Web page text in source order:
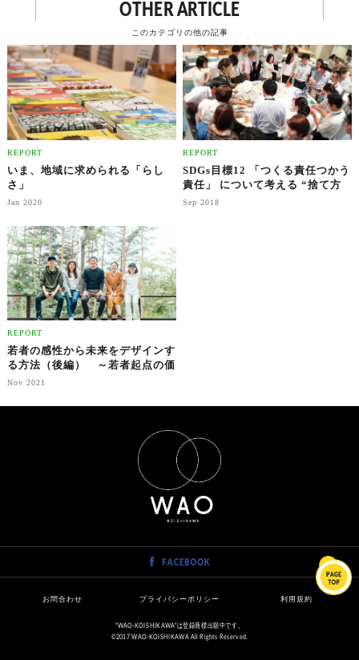
OTHER ARTICLE
このカテゴリの他の記事
REPORT
いま、地域に求められる「らし
さ」
Jan 2020
REPORT
SDGs目標12 「つくる責任つかう
責任」 について考える “捨て方
をデザインする” ものづくりのイ
Sep 2018
REPORT
若者の感性から未来をデザインす
る方法（後編） ～若者起点の価
値創造～
Nov 2021
お問合わせ プライバシーポリシー 利用規約
"WAO-KOISHIKAWA"は登録商標出願中です。
©2017 WAO-KOISHIKAWA All Rights Reserved.